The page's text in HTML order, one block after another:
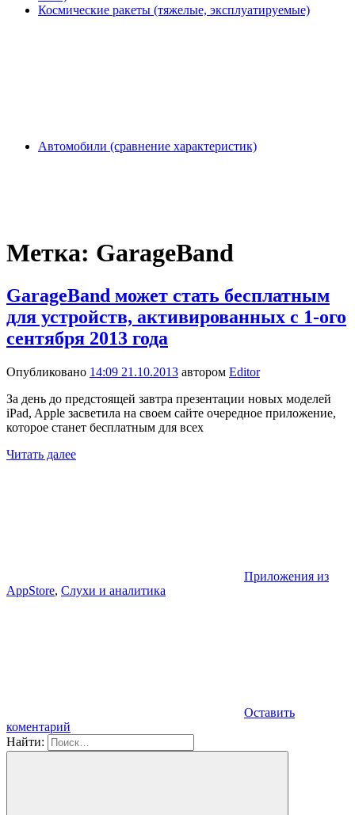
Космические ракеты (тяжелые, эксплуатируемые)
Автомобили (сравнение характеристик)
Метка: GarageBand
GarageBand может стать бесплатным
для устройств, активированных c 1-ого
сентября 2013 года
Опубликовано 14:09 21.10.2013 автором Editor
За день до предстоящей завтра презентации новых моделей
iPad, Apple засветила на своем сайте очередное приложение,
которое станет бесплатным для всех
Читать далее
Приложения из
AppStore, Слухи и аналитика
Оставить
коментарий
Найти: